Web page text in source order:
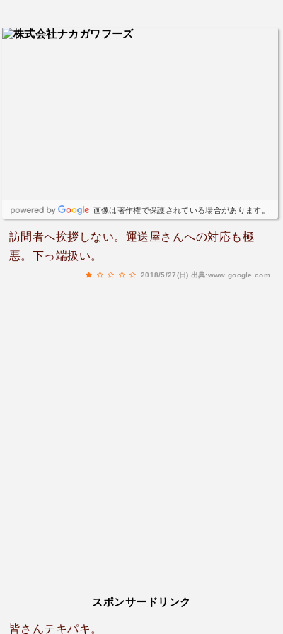
画像は著作権で保護されている場合があります。
訪問者へ挨拶しない。運送屋さんへの対応も極
悪。下っ端扱い。
2018/5/27(日) 出典:www.google.com
スポンサードリンク
皆さんテキパキ。